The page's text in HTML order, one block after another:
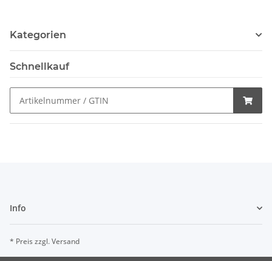
Kategorien
Schnellkauf
Info
* Preis zzgl. Versand